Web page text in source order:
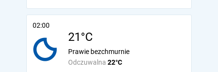
02:00
21°C
Odczuwalna 22°C
Prawie bezchmurnie